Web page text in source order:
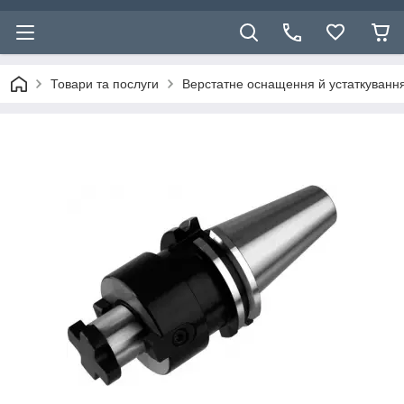
Товари та послуги Верстатне оснащення й